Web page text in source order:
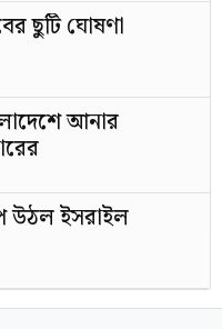
ছুটি ঘোষণা
আনার
উঠল ইসরাইল